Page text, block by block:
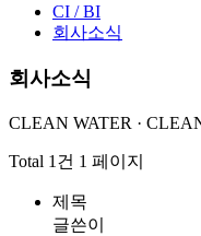
CI / BI
회사소식
회사소식
CLEAN WATER ·
Total 1건 1 페이지
제목
글쓴이